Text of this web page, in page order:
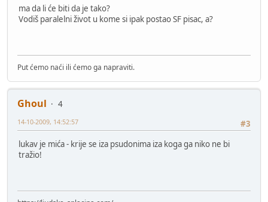
ma da li će biti da je tako?
Vodiš paralelni život u kome si ipak postao SF pisac, a?
Put ćemo naći ili ćemo ga napraviti.
Ghoul
4
#3
14-10-2009, 14:52:57
lukav je mića - krije se iza psudonima iza koga ga niko ne bi
tražio!